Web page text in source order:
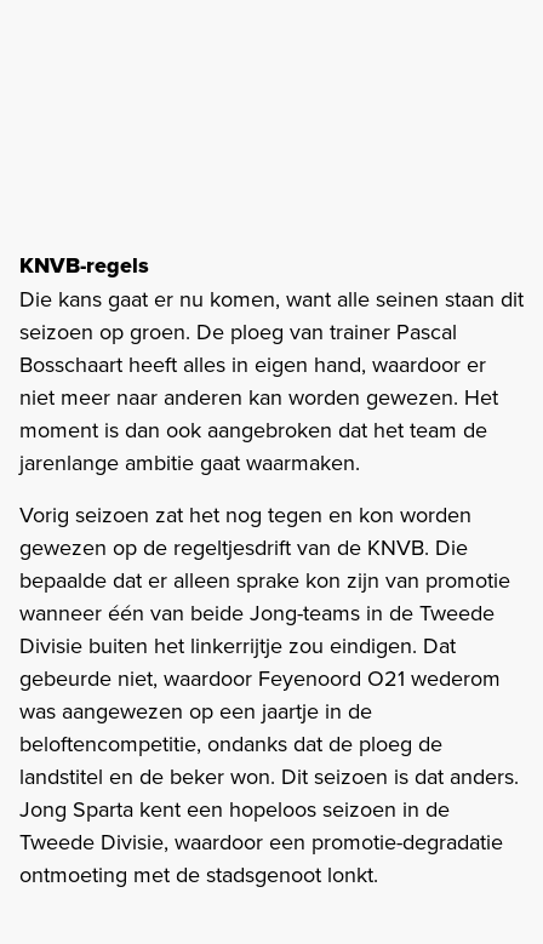
KNVB-regels
Die kans gaat er nu komen, want alle seinen staan dit
seizoen op groen. De ploeg van trainer Pascal
Bosschaart heeft alles in eigen hand, waardoor er
niet meer naar anderen kan worden gewezen. Het
moment is dan ook aangebroken dat het team de
jarenlange ambitie gaat waarmaken.
Vorig seizoen zat het nog tegen en kon worden
gewezen op de regeltjesdrift van de KNVB. Die
bepaalde dat er alleen sprake kon zijn van promotie
wanneer één van beide Jong-teams in de Tweede
Divisie buiten het linkerrijtje zou eindigen. Dat
gebeurde niet, waardoor Feyenoord O21 wederom
was aangewezen op een jaartje in de
beloftencompetitie, ondanks dat de ploeg de
landstitel en de beker won. Dit seizoen is dat anders.
Jong Sparta kent een hopeloos seizoen in de
Tweede Divisie, waardoor een promotie-degradatie
ontmoeting met de stadsgenoot lonkt.